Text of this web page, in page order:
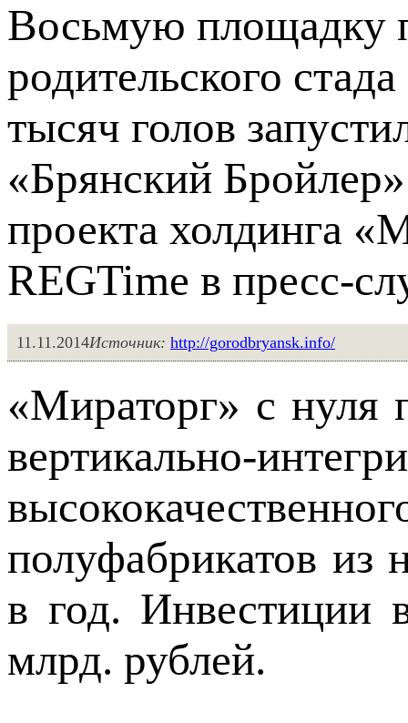
Восьмую площадку
родительского
тысяч голов
«Брянский
проекта холдинга
REGTime в пресс-
11.11.2014Источник: http://gorodbryansk.info/
«Мираторг» с нуля
вертикально-
полуфабрикатов из
в год. Инвестиции
млрд. рублей.